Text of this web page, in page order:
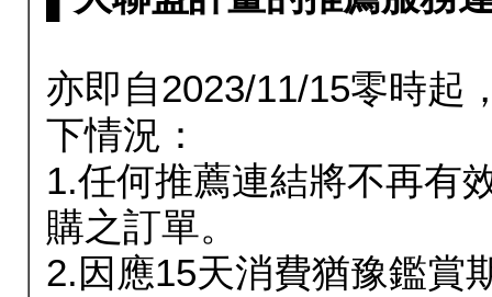
亦即自2023/11/15零時起
下情況：
1.任何推薦連結將不再有
購之訂單。
2.因應15天消費猶豫鑑賞